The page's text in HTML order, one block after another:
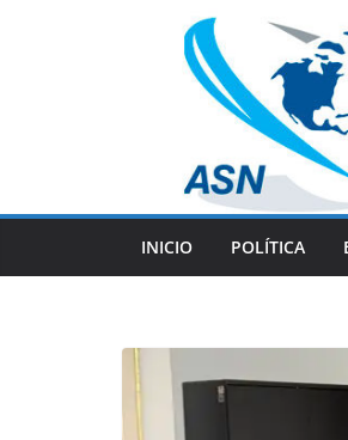
INICIO POLÍTICA